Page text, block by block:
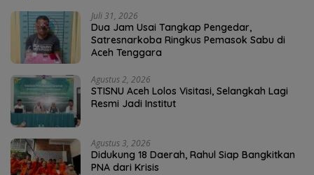
Juli 31, 2026
Dua Jam Usai Tangkap Pengedar,
Satresnarkoba Ringkus Pemasok Sabu di
Aceh Tenggara
Agustus 2, 2026
STISNU Aceh Lolos Visitasi, Selangkah Lagi
Resmi Jadi Institut
Agustus 3, 2026
Didukung 18 Daerah, Rahul Siap Bangkitkan
PNA dari Krisis